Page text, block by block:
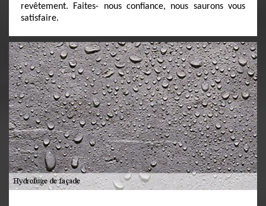
revêtement. Faites- nous confiance, nous saurons vous
satisfaire.